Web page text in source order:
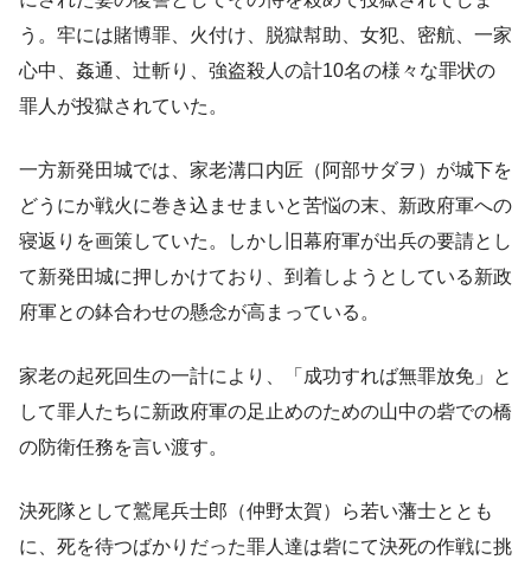
う。牢には賭博罪、火付け、脱獄幇助、女犯、密航、一家
心中、姦通、辻斬り、強盗殺人の計10名の様々な罪状の
罪人が投獄されていた。
一方新発田城では、家老溝口内匠（阿部サダヲ）が城下を
どうにか戦火に巻き込ませまいと苦悩の末、新政府軍への
寝返りを画策していた。しかし旧幕府軍が出兵の要請とし
て新発田城に押しかけており、到着しようとしている新政
府軍との鉢合わせの懸念が高まっている。
家老の起死回生の一計により、「成功すれば無罪放免」と
して罪人たちに新政府軍の足止めのための山中の砦での橋
の防衛任務を言い渡す。
決死隊として鷲尾兵士郎（仲野太賀）ら若い藩士ととも
に、死を待つばかりだった罪人達は砦にて決死の作戦に挑